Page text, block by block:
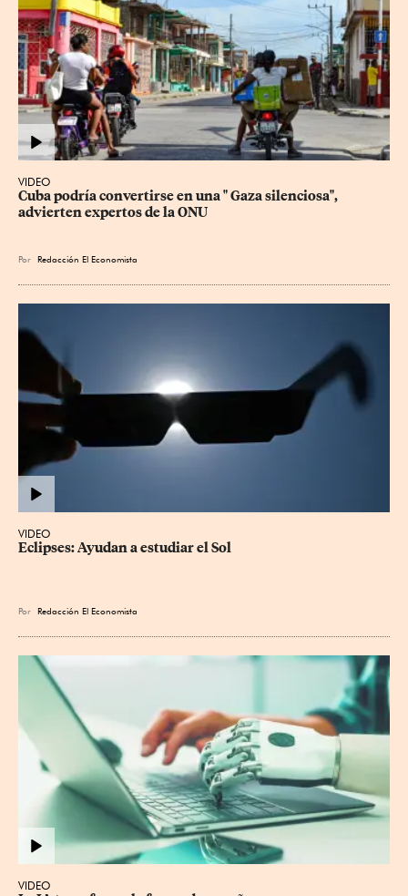
VIDEO
Cuba podría convertirse en una " Gaza silenciosa",
advierten expertos de la ONU
Por Redacción El Economista
VIDEO
Eclipses: Ayudan a estudiar el Sol
Por Redacción El Economista
VIDEO